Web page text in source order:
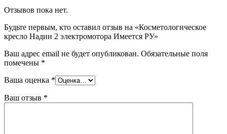
Отзывов пока нет.
Будьте первым, кто оставил отзыв на «Косметологическое
кресло Надин 2 электромотора Имеется РУ»
Ваш адрес email не будет опубликован. Обязательные поля
помечены *
Ваша оценка *
Ваш отзыв *